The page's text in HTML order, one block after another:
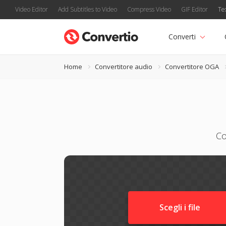
Video Editor Add Subtitles to Video Compress Video GIF Editor
Converti
Home Convertitore audio Convertitore OGA
Scegli i file